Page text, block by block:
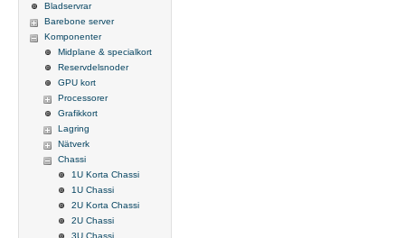
Bladservrar
Barebone server
Komponenter
Midplane & specialkort
Reservdelsnoder
GPU kort
Processorer
Grafikkort
Lagring
Nätverk
Chassi
1U Korta Chassi
1U Chassi
2U Korta Chassi
2U Chassi
3U Chassi